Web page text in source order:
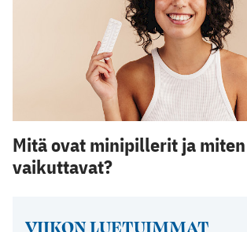
VIIKON LUETUIMMAT
Mitä ovat minipillerit ja
vaikuttavat?